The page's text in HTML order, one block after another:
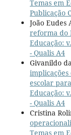
Temas em
Publicação
João Eudes
reforma do
Educação:
- Qualis A4
Givanildo
implicações
escolar
Educação:
- Qualis A4
Cristina
Temas em